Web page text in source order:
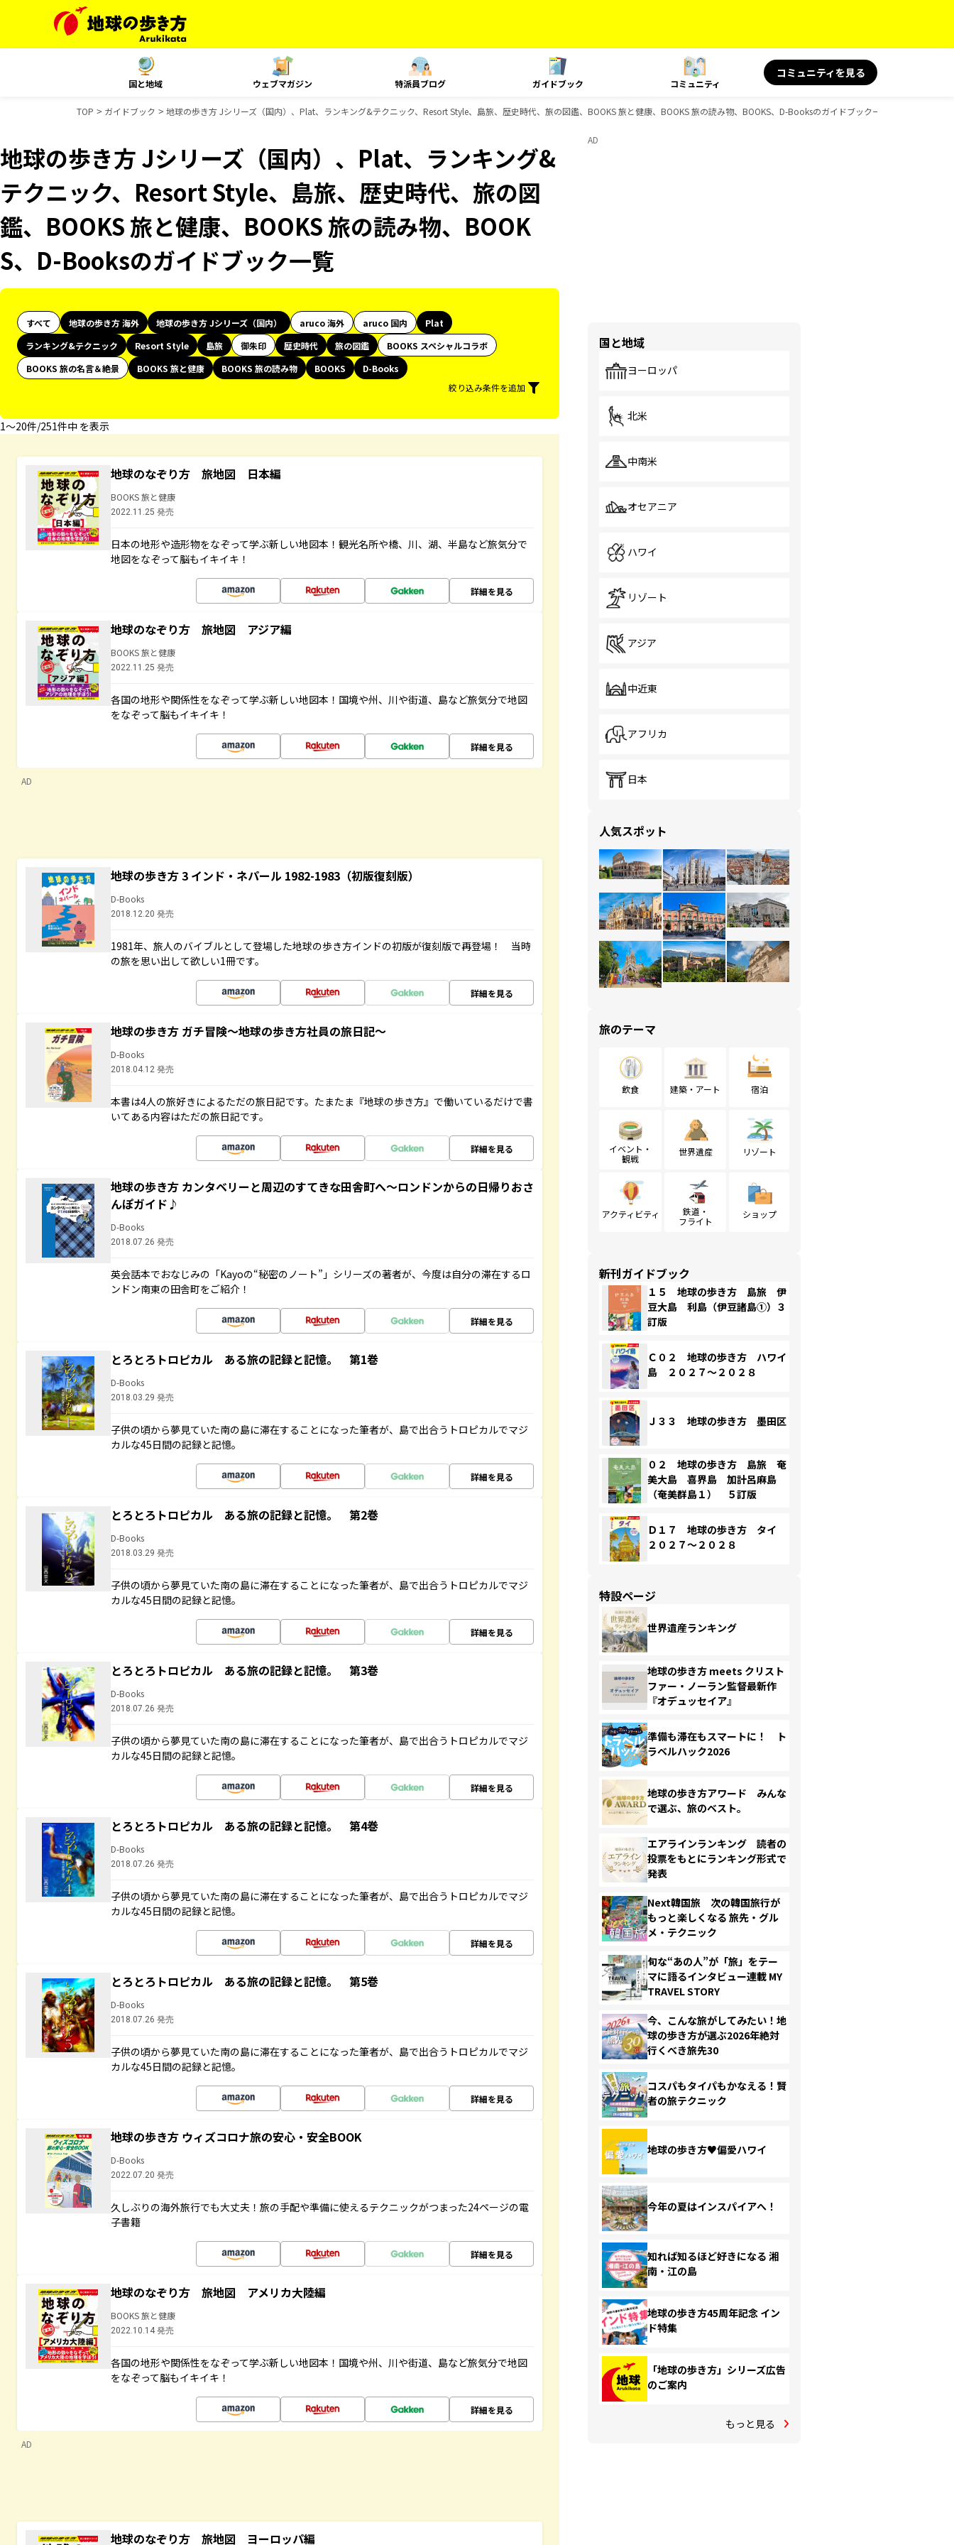
国と地域 ウェブマガジン 特派員ブログ ガイドブック コミュニティ
コミュニティを見る
TOP ガイドブック 地球の歩き方 Jシリーズ（国内）、Plat、ランキング&テクニック、Resort Style、島旅、歴史時代、旅の図鑑、BOOKS 旅と健康、BOOKS 旅の読み物、BOOKS、D-Booksのガイドブック一覧
地球の歩き方 Jシリーズ（国内）、Plat、ランキング&
テクニック、Resort Style、島旅、歴史時代、旅の図
鑑、BOOKS 旅と健康、BOOKS 旅の読み物、BOOK
S、D-Booksのガイドブック一覧
すべて 地球の歩き方 海外 地球の歩き方 Jシリーズ（国内） aruco 海外 aruco 国内
Plat
ランキング&テクニック
Resort Style 島旅 御朱印 歴史時代 旅の図鑑
BOOKS スペシャルコラボ
BOOKS 旅の名言＆絶景
BOOKS 旅と健康 BOOKS 旅の読み物 BOOKS
D-Books
絞り込み条件を追加
1〜20件/251件中 を表示
地球のなぞり方 旅地図 日本編
BOOKS 旅と健康
2022.11.25 発売
日本の地形や造形物をなぞって学ぶ新しい地図本！観光名所や橋、川、湖、半島など旅気分で
地図をなぞって脳もイキイキ！
詳細を見る
地球のなぞり方 旅地図 アジア編
BOOKS 旅と健康
2022.11.25 発売
各国の地形や関係性をなぞって学ぶ新しい地図本！国境や州、川や街道、島など旅気分で地図
をなぞって脳もイキイキ！
詳細を見る
AD
地球の歩き方 3 インド・ネパール 1982-1983（初版復刻版）
D-Books
2018.12.20 発売
1981年、旅人のバイブルとして登場した地球の歩き方インドの初版が復刻版で再登場！ 当時
の旅を思い出して欲しい1冊です。
詳細を見る
地球の歩き方 ガチ冒険～地球の歩き方社員の旅日記～
D-Books
2018.04.12 発売
本書は4人の旅好きによるただの旅日記です。たまたま『地球の歩き方』で働いているだけで書
いてある内容はただの旅日記です。
詳細を見る
地球の歩き方 カンタベリーと周辺のすてきな田舎町へ～ロンドンからの日帰りおさ
んぽガイド♪
D-Books
2018.07.26 発売
英会話本でおなじみの「Kayoの“秘密のノート”」シリーズの著者が、今度は自分の滞在するロ
ンドン南東の田舎町をご紹介！
詳細を見る
とろとろトロピカル ある旅の記録と記憶。 第1巻
D-Books
2018.03.29 発売
子供の頃から夢見ていた南の島に滞在することになった筆者が、島で出合うトロピカルでマジ
カルな45日間の記録と記憶。
詳細を見る
とろとろトロピカル ある旅の記録と記憶。 第2巻
D-Books
2018.03.29 発売
子供の頃から夢見ていた南の島に滞在することになった筆者が、島で出合うトロピカルでマジ
カルな45日間の記録と記憶。
詳細を見る
とろとろトロピカル ある旅の記録と記憶。 第3巻
D-Books
2018.07.26 発売
子供の頃から夢見ていた南の島に滞在することになった筆者が、島で出合うトロピカルでマジ
カルな45日間の記録と記憶。
詳細を見る
とろとろトロピカル ある旅の記録と記憶。 第4巻
D-Books
2018.07.26 発売
子供の頃から夢見ていた南の島に滞在することになった筆者が、島で出合うトロピカルでマジ
カルな45日間の記録と記憶。
詳細を見る
とろとろトロピカル ある旅の記録と記憶。 第5巻
D-Books
2018.07.26 発売
子供の頃から夢見ていた南の島に滞在することになった筆者が、島で出合うトロピカルでマジ
カルな45日間の記録と記憶。
詳細を見る
地球の歩き方 ウィズコロナ旅の安心・安全BOOK
D-Books
2022.07.20 発売
久しぶりの海外旅行でも大丈夫！旅の手配や準備に使えるテクニックがつまった24ページの電
子書籍
詳細を見る
地球のなぞり方 旅地図 アメリカ大陸編
BOOKS 旅と健康
2022.10.14 発売
各国の地形や関係性をなぞって学ぶ新しい地図本！国境や州、川や街道、島など旅気分で地図
をなぞって脳もイキイキ！
詳細を見る
AD
地球のなぞり方 旅地図 ヨーロッパ編
AD
国と地域
ヨーロッパ
北米
中南米
オセアニア
ハワイ
リゾート
アジア
中近東
アフリカ
日本
人気スポット
旅のテーマ
飲食 建築・アート 宿泊
イベント・
観戦
世界遺産 リゾート
アクティビティ
鉄道・
フライト
ショップ
新刊ガイドブック
１５ 地球の歩き方 島旅 伊
豆大島 利島（伊豆諸島①）３
訂版
Ｃ０２ 地球の歩き方 ハワイ
島 ２０２７～２０２８
Ｊ３３ 地球の歩き方 墨田区
０２ 地球の歩き方 島旅 奄
美大島 喜界島 加計呂麻島
（奄美群島１） ５訂版
Ｄ１７ 地球の歩き方 タイ
２０２７～２０２８
特設ページ
世界遺産ランキング
地球の歩き方 meets クリスト
ファー・ノーラン監督最新作
『オデュッセイア』
準備も滞在もスマートに！ ト
ラベルハック2026
地球の歩き方アワード みんな
で選ぶ、旅のベスト。
エアラインランキング 読者の
投票をもとにランキング形式で
発表
Next韓国旅 次の韓国旅行が
もっと楽しくなる 旅先・グル
メ・テクニック
旬な“あの人”が「旅」をテー
マに語るインタビュー連載 MY
TRAVEL STORY
今、こんな旅がしてみたい！地
球の歩き方が選ぶ2026年絶対
行くべき旅先30
コスパもタイパもかなえる！賢
者の旅テクニック
地球の歩き方♥偏愛ハワイ
今年の夏はインスパイアへ！
知れば知るほど好きになる 湘
南・江の島
地球の歩き方45周年記念 イン
ド特集
「地球の歩き方」シリーズ広告
のご案内
もっと見る